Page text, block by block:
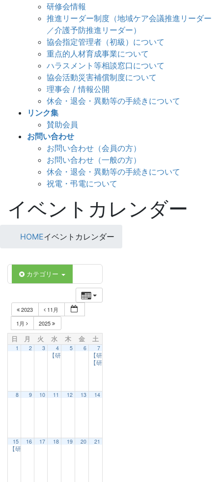
研修会情報
推進リーダー制度（地域ケア会議推進リーダー
／介護予防推進リーダー）
協会指定管理者（初級）について
重点的人材育成事業について
ハラスメント等相談窓口について
協会活動災害補償制度について
理事会 / 情報公開
休会・退会・異動等の手続きについて
リンク集
賛助会員
お問い合わせ
お問い合わせ（会員の方）
お問い合わせ（一般の方）
休会・退会・異動等の手続きについて
祝電・弔電について
イベントカレンダー
HOMEイベントカレンダー
カテゴリー
2023
11月
1月
2025
日 月 火 水 木 金 土
1 2 3 4
【研修会のお知らせ】専門領域研修会「県学会における査読
5 6 7
【研修会のお知らせ】令和6年度 下五島地区
【研修会のお知らせ】令和6年度 ハラスメン
8 9 10 11 12 13 14
15
【研修会のお知らせ】令和6年度壱岐・対馬地区第1回研修会「災害時のリ
16 17 18 19 20 21